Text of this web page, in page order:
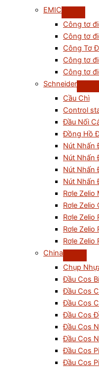
EMIC
Công tơ
Công tơ
Công Tơ
Công tơ
Công tơ
Schneider
Cầu Chì
Control
Đầu Nối
Đồng Hồ
Nút Nhấn
Nút Nhấn
Nút Nhấn
Nút Nhấn
Rơle Zelio
Rơle Zelio
Rơle Zelio
Rơle Zelio
Rơle Zelio
China
Chụp
Đầu Cos
Đầu Cos
Đầu Cos
Đầu Cos
Đầu Cos
Đầu Cos
Đầu Cos
Đầu Cos